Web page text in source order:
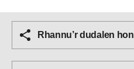
Rhannu’r dudalen hon